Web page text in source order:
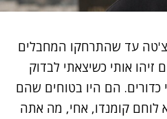
עד שהתרחקו המחבלים
אותי כשיצאתי לבדוק
הם היו בטוחים שהם
לוחם קומנדו, אחי, מה אתה